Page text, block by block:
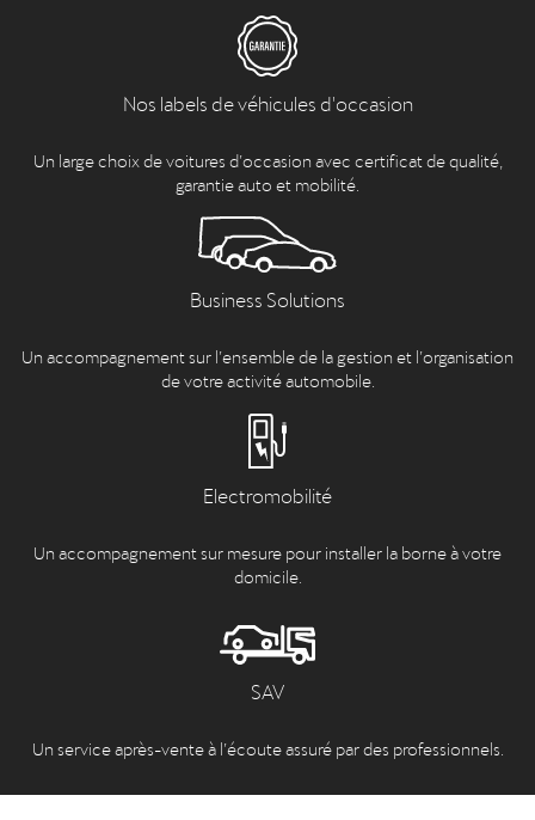
Nos labels de véhicules d'occasion
Un large choix de voitures d’occasion avec certificat de qualité,
garantie auto et mobilité.
Business Solutions
Un accompagnement sur l’ensemble de la gestion et l’organisation
de votre activité automobile.
Electromobilité
Un accompagnement sur mesure pour installer la borne à votre
domicile.
SAV
Un service après-vente à l’écoute assuré par des professionnels.